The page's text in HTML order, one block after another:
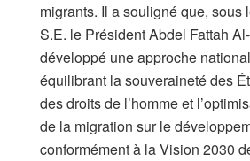
migrants. Il a souligné que, sous
S.E. le Président Abdel Fattah
développé une approche
équilibrant la souveraineté des
des droits de l’homme et
de la migration sur le
conformément à la Vision 2030